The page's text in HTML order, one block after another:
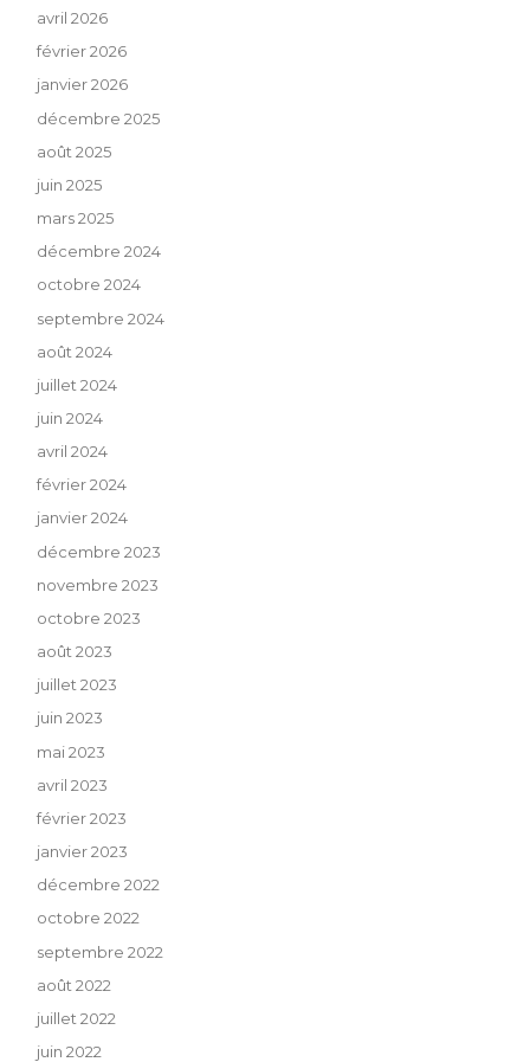
avril 2026
février 2026
janvier 2026
décembre 2025
août 2025
juin 2025
mars 2025
décembre 2024
octobre 2024
septembre 2024
août 2024
juillet 2024
juin 2024
avril 2024
février 2024
janvier 2024
décembre 2023
novembre 2023
octobre 2023
août 2023
juillet 2023
juin 2023
mai 2023
avril 2023
février 2023
janvier 2023
décembre 2022
octobre 2022
septembre 2022
août 2022
juillet 2022
juin 2022